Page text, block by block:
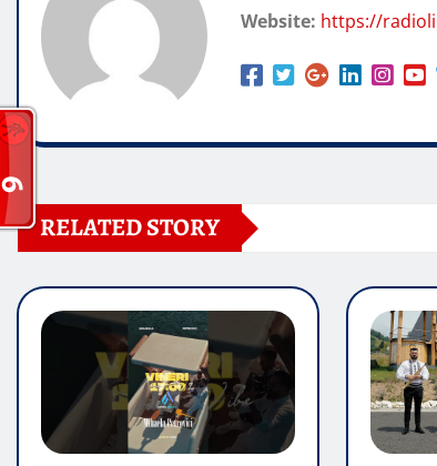
Website: https://
RELATED STORY